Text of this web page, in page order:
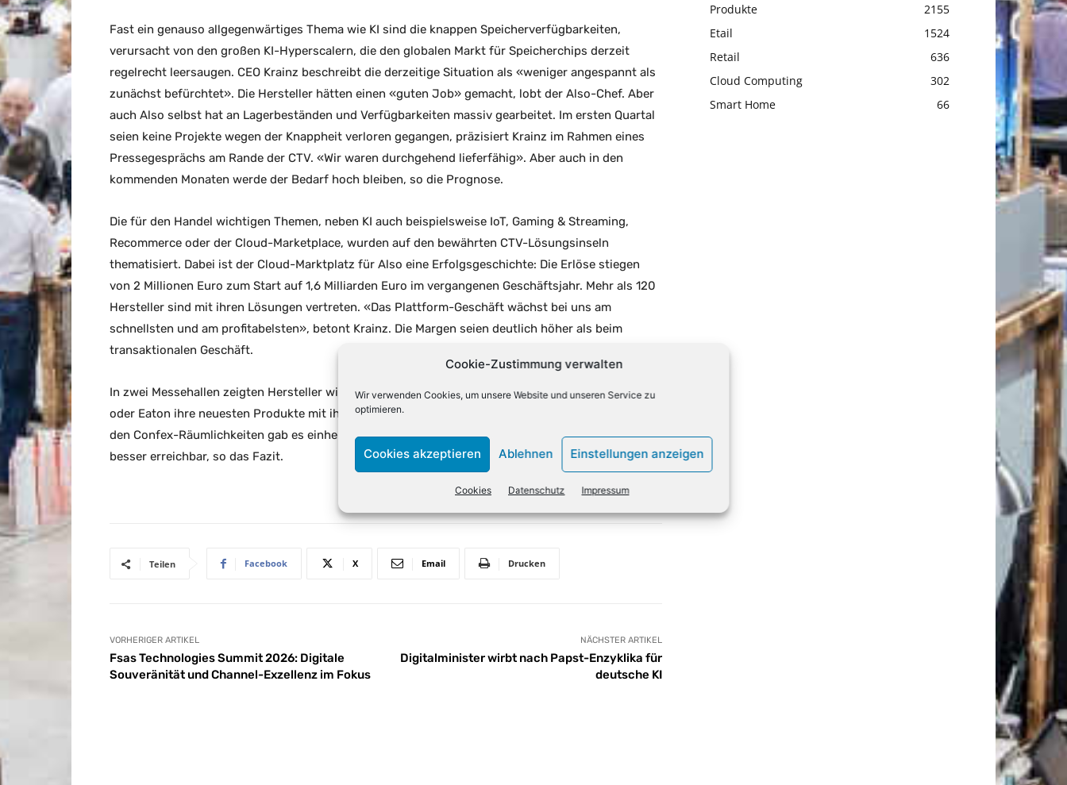
Cookie-Zustimmung verwalten
Wir verwenden Cookies, um unsere Website und unseren Service zu
optimieren.
Cookies akzeptieren Ablehnen Einstellungen anzeigen
Cookies Datenschutz Impressum
Fast ein genauso allgegenwärtiges Thema wie KI sind die knappen Speicherverfügbarkeiten,
verursacht von den großen KI-Hyperscalern, die den globalen Markt für Speicherchips derzeit
regelrecht leersaugen. CEO Krainz beschreibt die derzeitige Situation als «weniger angespannt als
zunächst befürchtet». Die Hersteller hätten einen «guten Job» gemacht, lobt der Also-Chef. Aber
auch Also selbst hat an Lagerbeständen und Verfügbarkeiten massiv gearbeitet. Im ersten Quartal
seien keine Projekte wegen der Knappheit verloren gegangen, präzisiert Krainz im Rahmen eines
Pressegesprächs am Rande der CTV. «Wir waren durchgehend lieferfähig». Aber auch in den
kommenden Monaten werde der Bedarf hoch bleiben, so die Prognose.
Die für den Handel wichtigen Themen, neben KI auch beispielsweise IoT, Gaming & Streaming,
Recommerce oder der Cloud-Marketplace, wurden auf den bewährten CTV-Lösungsinseln
thematisiert. Dabei ist der Cloud-Marktplatz für Also eine Erfolgsgeschichte: Die Erlöse stiegen
von 2 Millionen Euro zum Start auf 1,6 Milliarden Euro im vergangenen Geschäftsjahr. Mehr als 120
Hersteller sind mit ihren Lösungen vertreten. «Das Plattform-Geschäft wächst bei uns am
schnellsten und am profitabelsten», betont Krainz. Die Margen seien deutlich höher als beim
transaktionalen Geschäft.
In zwei Messehallen zeigten Hersteller wie beispielsweiseLenovo, Dell Technologies, HPE, LG, Fsas
oder Eaton ihre neuesten Produkte mit ihren Einsatzszenarien. Bei der anschließenden Party in
den Confex-Räumlichkeiten gab es einhelliges Lob für den neuen Standort. Heller, moderner,
besser erreichbar, so das Fazit.
Teilen Facebook X Email Drucken
VORHERIGER ARTIKEL
Fsas Technologies Summit 2026: Digitale
Souveränität und Channel-Exzellenz im Fokus
NÄCHSTER ARTIKEL
Digitalminister wirbt nach Papst-Enzyklika für
deutsche KI
Produkte
2155
Etail
1524
Retail
636
Cloud Computing
302
Smart Home
66